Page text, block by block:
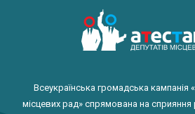
Всеукраїнська громадська кампанія
місцевих рад» спрямована на